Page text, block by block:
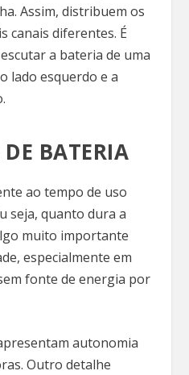
Assim, distribuem os
canais diferentes. É
a bateria de uma
lado esquerdo e a
BATERIA
ao tempo de uso
seja, quanto dura a
muito importante
especialmente em
fonte de energia por
autonomia
Outro detalhe